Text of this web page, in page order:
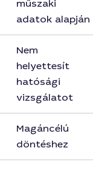
műszaki
adatok alapján
Nem
helyettesít
hatósági
vizsgálatot
Magáncélú
döntéshez